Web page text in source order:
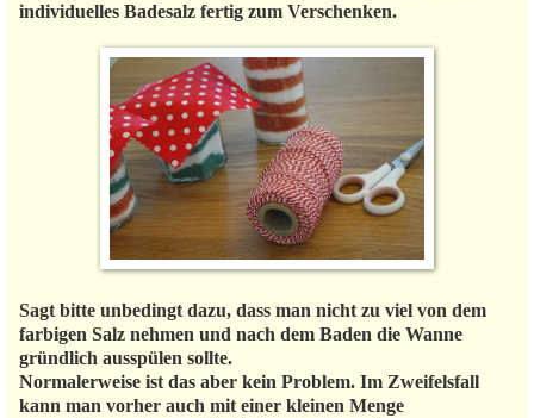
individuelles Badesalz fertig zum Verschenken.
Sagt bitte unbedingt dazu, dass man nicht zu viel von dem
farbigen Salz nehmen und nach dem Baden die Wanne
gründlich ausspülen sollte.
Normalerweise ist das aber kein Problem. Im Zweifelsfall
kann man vorher auch mit einer kleinen Menge